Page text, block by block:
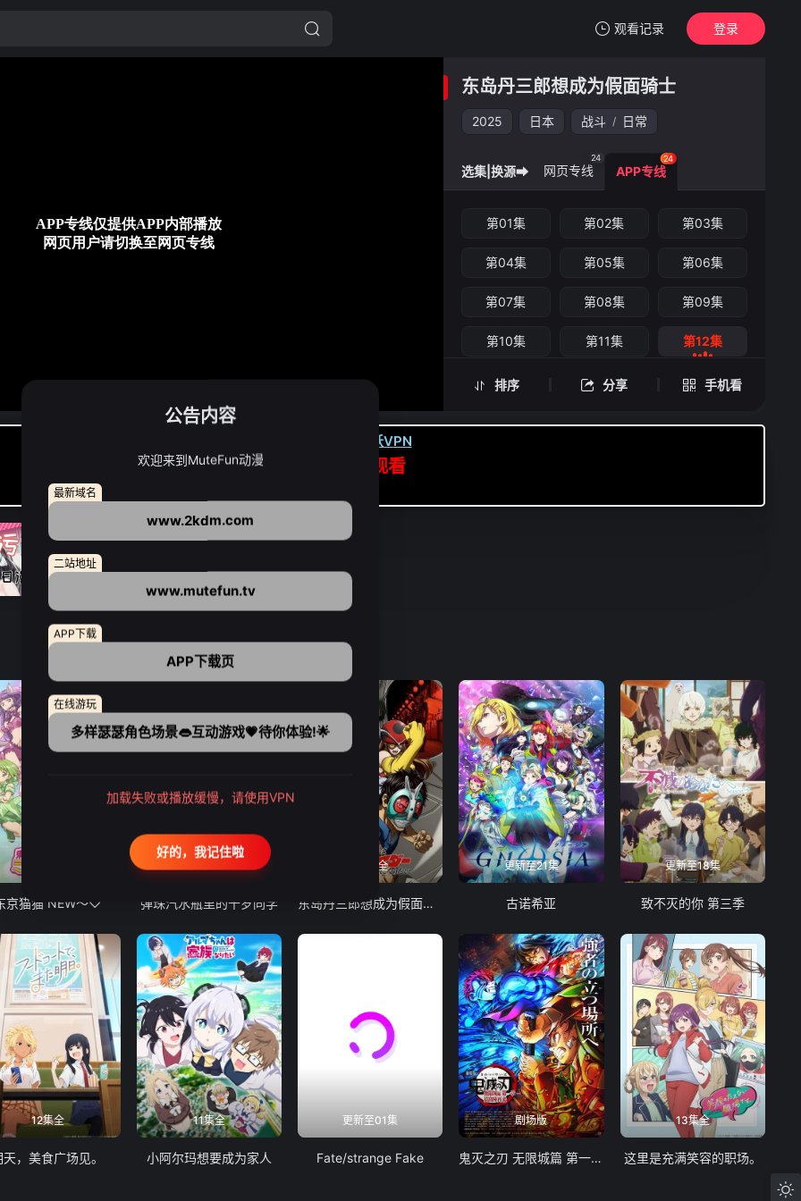
观看记录
我的观影记录
第12集
东岛丹三郎想成为假面骑士
登录
东岛丹三郎想成为假面骑士
2025 日本 战斗 / 日常
排序 分享 手机看
东岛丹三郎想成为假面骑士 -第12集
选集|换源➡ 网页专线
24
APP专线
24
第01集 第02集 第03集
第04集 第05集 第06集
第07集 第08集 第09集
第10集 第11集 第12集
第13集 第14集 第15集
下载虎跃VPN
APP高速专线可前往APP观看
京猫猫 NEW～♡ 弹珠汽水瓶里的千岁同学
24集全
东岛丹三郎想成为假面骑士
更新至21集
古诺希亚
更新至18集
致不灭的你 第三季
12集全
天，美食广场见。
11集全
小阿尔玛想要成为家人
更新至01集
Fate/strange Fake
剧场版
鬼灭之刃 无限城篇 第一章 猗窝座再袭
13集全
这里是充满笑容的职场。
公告内容
欢迎来到MuteFun动漫
最新域名
www.2kdm.com
二站地址
www.mutefun.tv
APP下载
APP下载页
在线游玩
多样瑟瑟角色场景👄互动游戏💗待你体验!🌟
加载失败或播放缓慢，请使用VPN
好的，我记住啦